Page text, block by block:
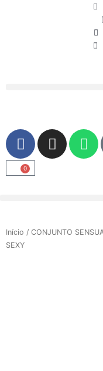
F
a
c
e
o
k
I
n
a
W
h
p
p
0
Carrinho
Início / CONJUNTO
SEXY